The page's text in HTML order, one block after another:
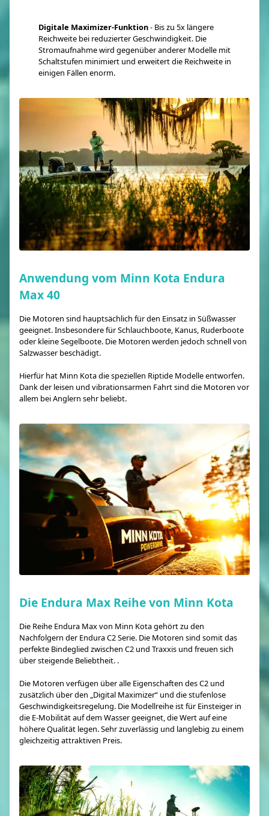
Digitale Maximizer-Funktion- Bis zu 5x längere
Reichweite bei reduzierter Geschwindigkeit. Die
Stromaufnahme wird gegenüber anderer Modelle mit
Schaltstufen minimiert und erweitert die Reichweite in
einigen Fällen enorm.
Anwendung vom Minn Kota Endura
Max 40
Die Motoren sind hauptsächlich für den Einsatz in Süßwasser
geeignet. Insbesondere für Schlauchboote, Kanus, Ruderboote
oder kleine Segelboote. Die Motoren werden jedoch schnell von
Salzwasser beschädigt.
Hierfür hat Minn Kota die speziellen Riptide Modelle entworfen.
Dank der leisen und vibrationsarmen Fahrt sind die Motoren vor
allem bei Anglern sehr beliebt.
Die Endura Max Reihe von Minn Kota
Die Reihe Endura Max von Minn Kota gehört zu den
Nachfolgern der Endura C2 Serie. Die Motoren sind somit das
perfekte Bindeglied zwischen C2 und Traxxis und freuen sich
über steigende Beliebtheit. .
Die Motoren verfügen über alle Eigenschaften des C2 und
zusätzlich über den „Digital Maximizer“ und die stufenlose
Geschwindigkeitsregelung. Die Modellreihe ist für Einsteiger in
die E-Mobilität auf dem Wasser geeignet, die Wert auf eine
höhere Qualität legen. Sehr zuverlässig und langlebig zu einem
gleichzeitig attraktiven Preis.